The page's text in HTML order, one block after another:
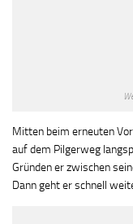
Mitten beim erneuten
auf dem Pilgerweg
Gründen er zwischen
Dann geht er schnell